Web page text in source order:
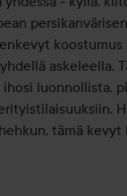
askeleella.
ihosi luonnollista,
tämä